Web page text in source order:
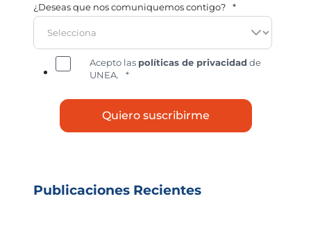
¿Deseas que nos comuniquemos contigo? *
Acepto las políticas de privacidad de
UNEA.
*
Publicaciones Recientes